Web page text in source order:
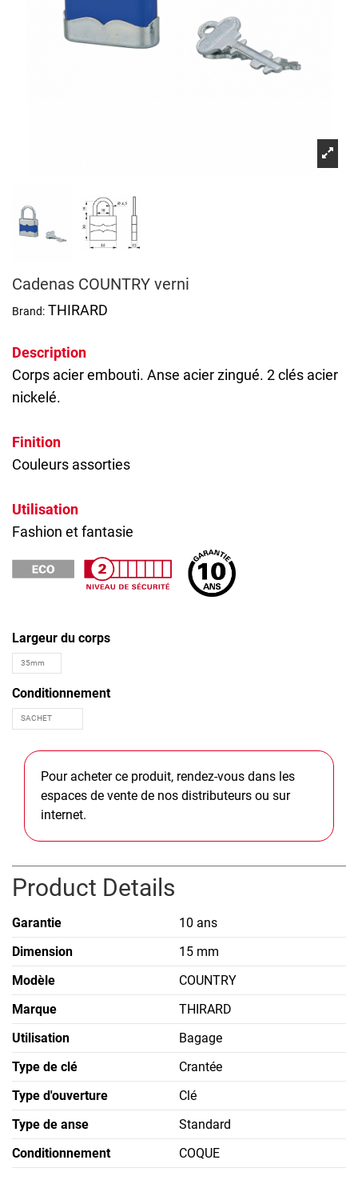
Cadenas COUNTRY verni
Brand: THIRARD
Description
Corps acier embouti. Anse acier zingué. 2 clés acier
nickelé.
Finition
Couleurs assorties
Utilisation
Fashion et fantasie
Largeur du corps
Conditionnement
Pour acheter ce produit, rendez-vous dans les
espaces de vente de nos distributeurs ou sur
internet.
Product Details
Garantie
10 ans
Dimension
15 mm
Modèle
COUNTRY
Marque
THIRARD
Utilisation
Bagage
Type de clé
Crantée
Type d'ouverture
Clé
Type de anse
Standard
Conditionnement
COQUE